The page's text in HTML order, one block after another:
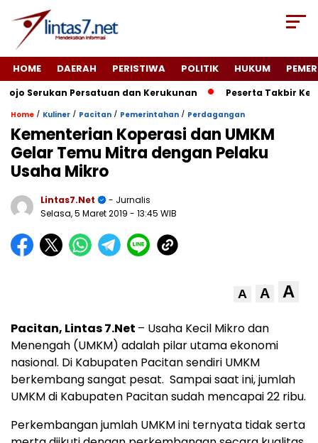
HOME DAERAH PERISTIWA POLITIK HUKUM
Serukan Persatuan dan Kerukunan Peserta Takbir
Home / Kuliner / Pacitan / Pemerintahan / Perdagangan
Kementerian Koperasi dan UMKM
Gelar Temu Mitra dengan Pelaku
Usaha Mikro
Lintas7.net
- Jurnalis
Selasa, 5 Maret 2019 - 13:45 WIB
A A A
Pacitan, Lintas 7.Net – Usaha Kecil Mikro dan
Menengah (UMKM) adalah pilar utama ekonomi
nasional. Di Kabupaten Pacitan sendiri UMKM
berkembang sangat pesat. Sampai saat ini, jumlah
UMKM di Kabupaten Pacitan sudah mencapai 22 ribu.
Perkembangan jumlah UMKM ini ternyata tidak serta